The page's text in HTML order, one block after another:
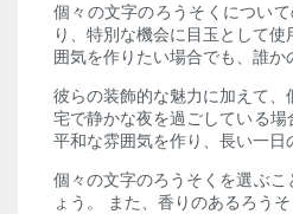
個々の文字のろうそくについ
り、特別な機会に目玉として
囲気を作りたい場合でも、誰
彼らの装飾的な魅力に加えて
宅で静かな夜を過ごしている
平和な雰囲気を作り、長い一日
個々の文字のろうそくを選ぶ
ょう。 また、香りのあるろう